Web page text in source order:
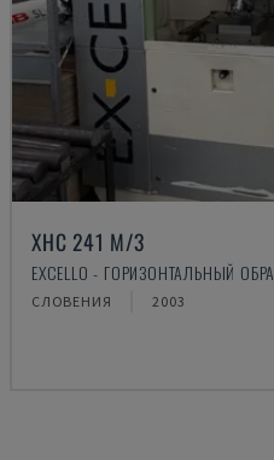
XHC 241 M/3
EXCELLO - ГОРИЗОНТАЛЬНЫЙ
СЛОВЕНИЯ 2003